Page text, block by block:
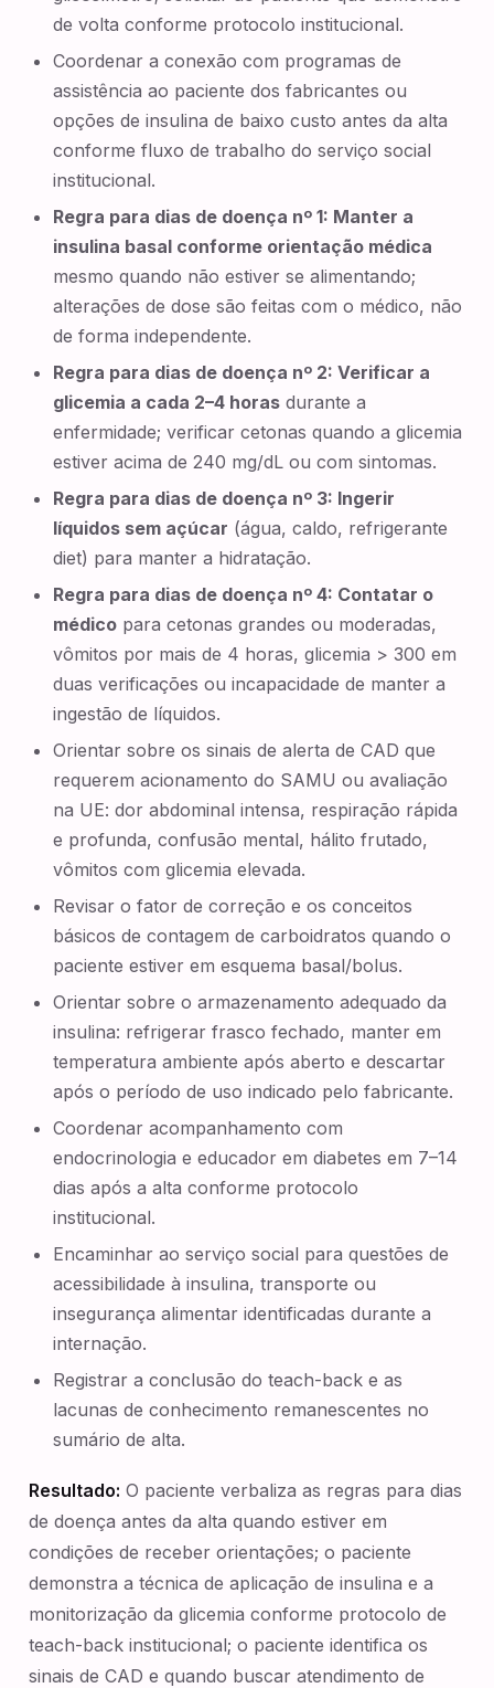
de volta conforme protocolo institucional.
Coordenar a conexão com programas de
assistência ao paciente dos fabricantes ou
opções de insulina de baixo custo antes da alta
conforme fluxo de trabalho do serviço social
institucional.
Regra para dias de doença nº 1: Manter a
insulina basal conforme orientação médica
mesmo quando não estiver se alimentando;
alterações de dose são feitas com o médico, não
de forma independente.
Regra para dias de doença nº 2: Verificar a
glicemia a cada 2–4 horas durante a
enfermidade; verificar cetonas quando a glicemia
estiver acima de 240 mg/dL ou com sintomas.
Regra para dias de doença nº 3: Ingerir
líquidos sem açúcar (água, caldo, refrigerante
diet) para manter a hidratação.
Regra para dias de doença nº 4: Contatar o
médico para cetonas grandes ou moderadas,
vômitos por mais de 4 horas, glicemia > 300 em
duas verificações ou incapacidade de manter a
ingestão de líquidos.
Orientar sobre os sinais de alerta de CAD que
requerem acionamento do SAMU ou avaliação
na UE: dor abdominal intensa, respiração rápida
e profunda, confusão mental, hálito frutado,
vômitos com glicemia elevada.
Revisar o fator de correção e os conceitos
básicos de contagem de carboidratos quando o
paciente estiver em esquema basal/bolus.
Orientar sobre o armazenamento adequado da
insulina: refrigerar frasco fechado, manter em
temperatura ambiente após aberto e descartar
após o período de uso indicado pelo fabricante.
Coordenar acompanhamento com
endocrinologia e educador em diabetes em 7–14
dias após a alta conforme protocolo
institucional.
Encaminhar ao serviço social para questões de
acessibilidade à insulina, transporte ou
insegurança alimentar identificadas durante a
internação.
Registrar a conclusão do teach-back e as
lacunas de conhecimento remanescentes no
sumário de alta.
Resultado: O paciente verbaliza as regras para dias
de doença antes da alta quando estiver em
condições de receber orientações; o paciente
demonstra a técnica de aplicação de insulina e a
monitorização da glicemia conforme protocolo de
teach-back institucional; o paciente identifica os
sinais de CAD e quando buscar atendimento de